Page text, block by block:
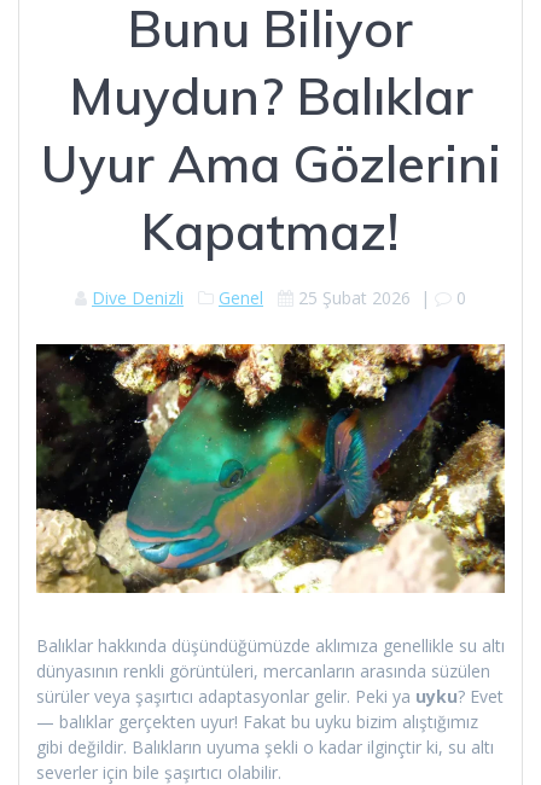
Bunu Biliyor
Muydun? Balıklar
Uyur Ama Gözlerini
Kapatmaz!
Dive Denizli Genel 25 Şubat 2026 | 0
Balıklar hakkında düşündüğümüzde aklımıza genellikle su altı
dünyasının renkli görüntüleri, mercanların arasında süzülen
sürüler veya şaşırtıcı adaptasyonlar gelir. Peki ya uyku? Evet
— balıklar gerçekten uyur! Fakat bu uyku bizim alıştığımız
gibi değildir. Balıkların uyuma şekli o kadar ilginçtir ki, su altı
severler için bile şaşırtıcı olabilir.